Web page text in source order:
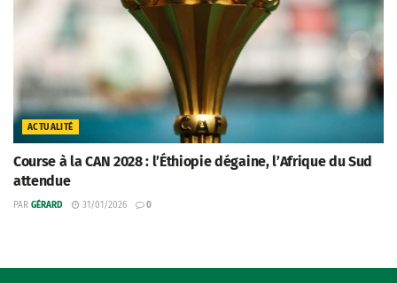
ACTUALITÉ
Course à la CAN 2028 : l’Éthiopie dégaine, l’Afrique du Sud
attendue
PAR GÉRARD 31/01/2026 0